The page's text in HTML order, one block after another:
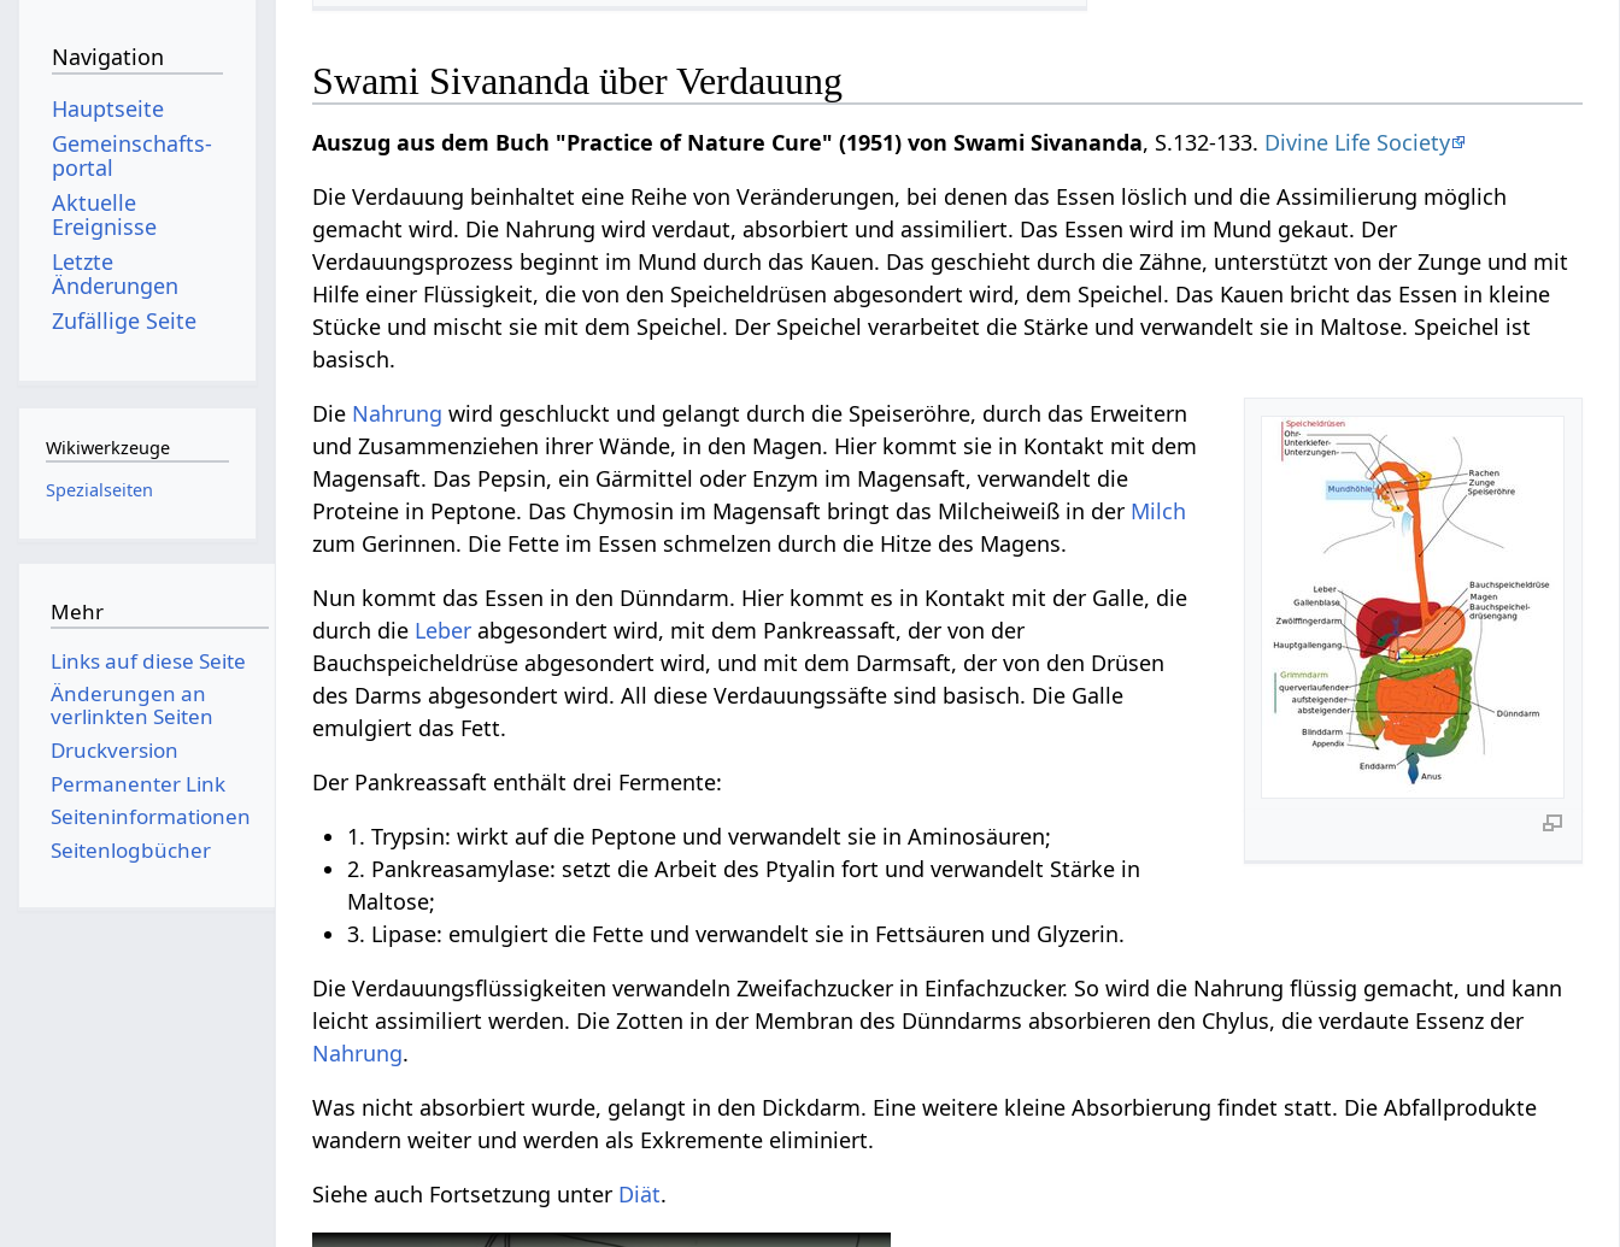
Swami Sivananda über Verdauung
Auszug aus dem Buch "Practice of Nature Cure" (1951) von Swami Sivananda, S.132-133. Divine Life Society
Die Verdauung beinhaltet eine Reihe von Veränderungen, bei denen das Essen löslich und die Assimilierung möglich
gemacht wird. Die Nahrung wird verdaut, absorbiert und assimiliert. Das Essen wird im Mund gekaut. Der
Verdauungsprozess beginnt im Mund durch das Kauen. Das geschieht durch die Zähne, unterstützt von der Zunge und mit
Hilfe einer Flüssigkeit, die von den Speicheldrüsen abgesondert wird, dem Speichel. Das Kauen bricht das Essen in kleine
Stücke und mischt sie mit dem Speichel. Der Speichel verarbeitet die Stärke und verwandelt sie in Maltose. Speichel ist
basisch.
Die Nahrung wird geschluckt und gelangt durch die Speiseröhre, durch das Erweitern
und Zusammenziehen ihrer Wände, in den Magen. Hier kommt sie in Kontakt mit dem
Magensaft. Das Pepsin, ein Gärmittel oder Enzym im Magensaft, verwandelt die
Proteine in Peptone. Das Chymosin im Magensaft bringt das Milcheiweiß in der Milch
zum Gerinnen. Die Fette im Essen schmelzen durch die Hitze des Magens.
Nun kommt das Essen in den Dünndarm. Hier kommt es in Kontakt mit der Galle, die
durch die Leber abgesondert wird, mit dem Pankreassaft, der von der
Bauchspeicheldrüse abgesondert wird, und mit dem Darmsaft, der von den Drüsen
des Darms abgesondert wird. All diese Verdauungssäfte sind basisch. Die Galle
emulgiert das Fett.
Der Pankreassaft enthält drei Fermente:
1. Trypsin: wirkt auf die Peptone und verwandelt sie in Aminosäuren;
2. Pankreasamylase: setzt die Arbeit des Ptyalin fort und verwandelt Stärke in
Maltose;
3. Lipase: emulgiert die Fette und verwandelt sie in Fettsäuren und Glyzerin.
Die Verdauungsflüssigkeiten verwandeln Zweifachzucker in Einfachzucker. So wird die Nahrung flüssig gemacht, und kann
leicht assimiliert werden. Die Zotten in der Membran des Dünndarms absorbieren den Chylus, die verdaute Essenz der
Nahrung.
Was nicht absorbiert wurde, gelangt in den Dickdarm. Eine weitere kleine Absorbierung findet statt. Die Abfallprodukte
wandern weiter und werden als Exkremente eliminiert.
Siehe auch Fortsetzung unter Diät.
Navigation
Hauptseite
Gemeinschafts­
portal
Aktuelle
Ereignisse
Letzte
Änderungen
Zufällige Seite
Wikiwerkzeuge
Spezialseiten
Mehr
Links auf diese Seite
Änderungen an
verlinkten Seiten
Druckversion
Permanenter Link
Seiten­­informationen
Seitenlogbücher